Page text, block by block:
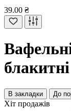
39.00 ₴
В закладки До
Хіт продажів